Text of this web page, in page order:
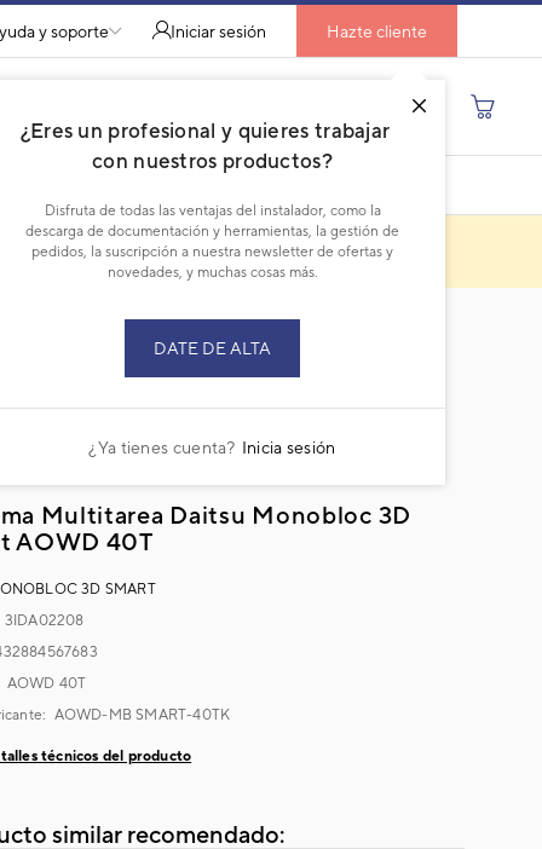
y soporte Iniciar sesión
¿Eres un profesional y quieres trabajar
con nuestros productos?
Disfruta de todas las ventajas del instalador, como la
descarga de documentación y herramientas, la gestión de
pedidos, la suscripción a nuestra newsletter de ofertas y
novedades, y muchas cosas más.
DATE DE ALTA
¿Ya tienes cuenta? Inicia sesión
Hazte cliente
descatalogado
Multitarea Daitsu Monobloc 3D
AOWD 40T
3D SMART
3IDA02208
AOWD 40T
AOWD-MB SMART-40TK
técnicos del producto
similar recomendado: